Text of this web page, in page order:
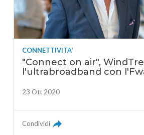
CONNETTIVITA'
"Connect on air",
l'ultrabroadband con
23 Ott 2020
Condividi